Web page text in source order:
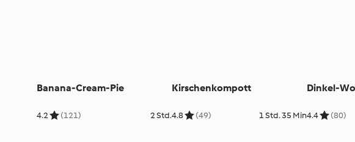
Banana-Cream-Pie
4.2 (121) 2 Std.
Kirschenkompott
4.8 (49) 1 Std. 35 Min
Dinkel-
4.4 (80)